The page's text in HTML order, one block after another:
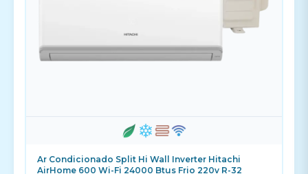
Ar Condicionado Split Hi Wall Inverter Hitachi
AirHome 600 Wi-Fi 24000 Btus Frio 220v R-32